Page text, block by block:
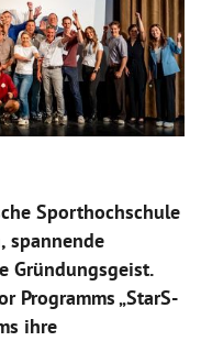
Sporthochschule
spannende
Gründungsgeist.
Programms „StarS-
ihre